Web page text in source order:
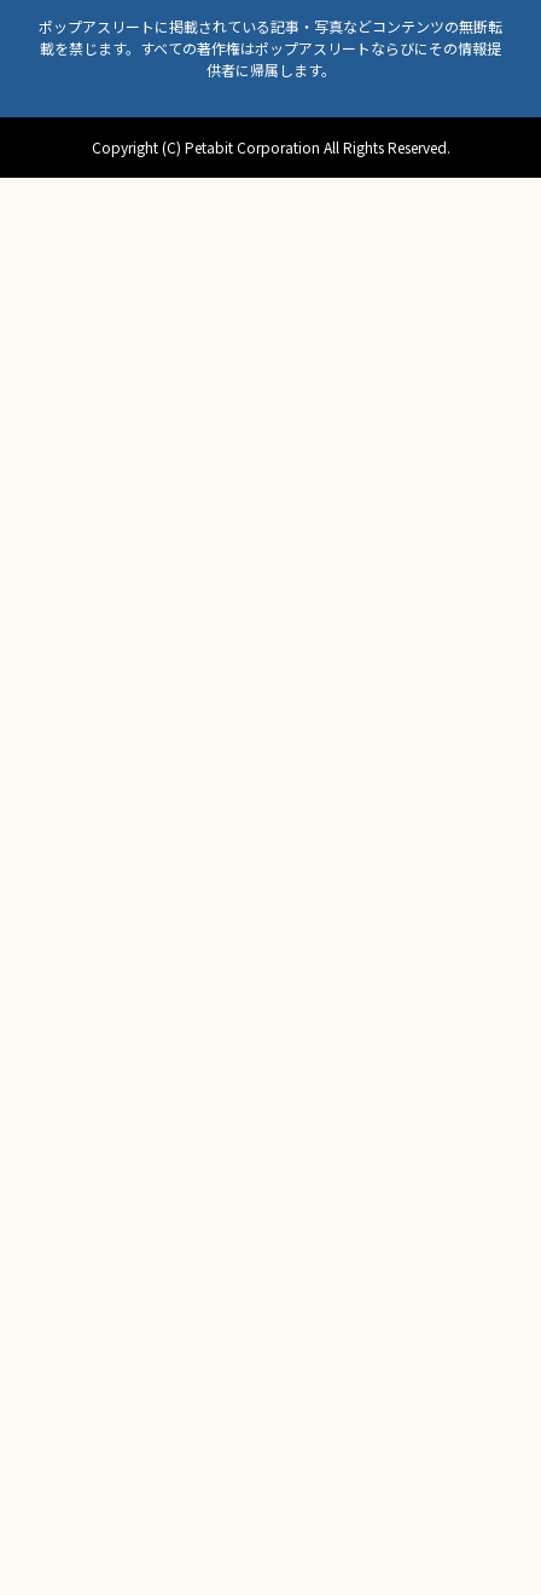
ポップアスリートに掲載されている記事・写真などコンテンツの無断転
載を禁じます。すべての著作権はポップアスリートならびにその情報提
供者に帰属します。
Copyright (C) Petabit Corporation All Rights Reserved.